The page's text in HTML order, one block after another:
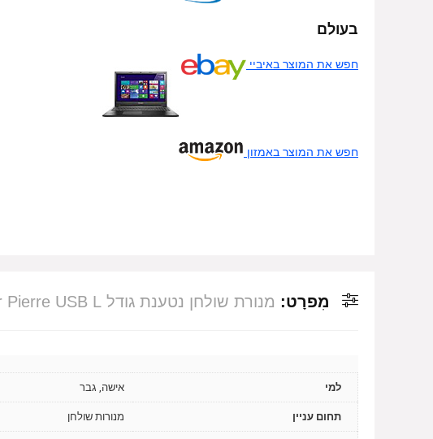
בעולם
חפש את המוצר באיביי
חפש את המוצר באמזון
מִפרָט: מנורת שולחן נטענת גודל Atelier Pierre USB L – בסיס זהב
למי אישה, גבר
תחום עניין מנורות שולחן